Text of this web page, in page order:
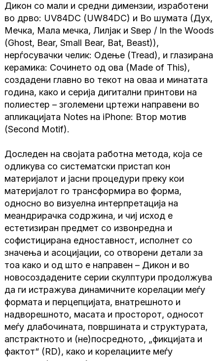
Дикон со мали и средни димензии, изработени
во дрво: UV84DC (UW84DC) и Во шумата (Дух,
Мечка, Мала мечка, Лилјак и Ѕвер / In the Woods
(Ghost, Bear, Small Bear, Bat, Beast)),
нерѓосувачки челик: Одење (Tread), и глазирана
керамика: Сочинето од ова (Made of This),
создадени главно во текот на оваа и минатата
година, како и серија дигитални принтови на
полиестер – зголемени цртежи направени во
апликацијата Notes на iPhone: Втор мотив
(Second Motif).
Доследен на својата работна метода, која се
одликува со систематски пристап кон
материјалот и јасни процедури преку кои
материјалот го трансформира во форма,
односно во визуелна интерпретација на
меандрирачка содржина, и чиј исход е
естетизиран предмет со извонредна и
софистицирана едноставност, исполнет со
значења и асоцијации, со отворени детали за
тоа како и од што е направен – Дикон и во
новосоздадените серии скулптури продолжува
да ги истражува динамичните корелации меѓу
формата и перцепцијата, внатрешното и
надворешното, масата и просторот, односот
меѓу длабочината, површината и структурата,
апстрактното и (не)посредното, „фикцијата и
фактот“ (RD), како и корелациите меѓу